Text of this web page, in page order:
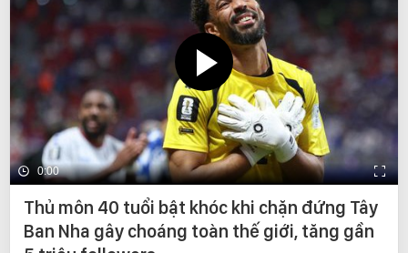
0:00
Thủ môn 40 tuổi bật khóc khi chặn đứng Tây
Ban Nha gây choáng toàn thế giới, tăng gần